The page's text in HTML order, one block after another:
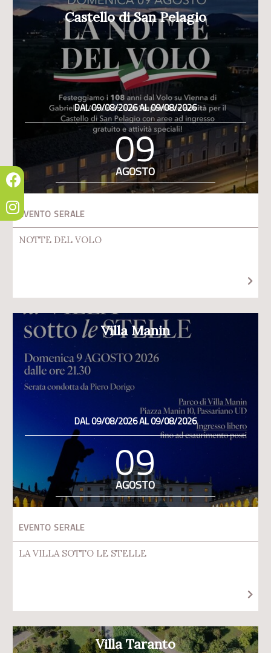
Castello di San Pelagio
DAL 09/08/2026 AL 09/08/2026
09
AGOSTO
EVENTO SERALE
NOTTE DEL VOLO
Villa Manin
DAL 09/08/2026 AL 09/08/2026
09
AGOSTO
EVENTO SERALE
LA VILLA SOTTO LE STELLE
Villa Taranto